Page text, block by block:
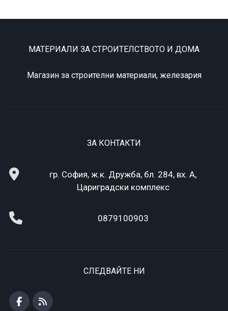
МАТЕРИАЛИ ЗА СТРОИТЕЛСТВОТО И ДОМА
Магазин за строителни материали, железария
ЗА КОНТАКТИ
гр. София, ж.к. Дружба, бл. 284, вх. А,
Цариградски комплекс
0879100903
СЛЕДВАЙТЕ НИ